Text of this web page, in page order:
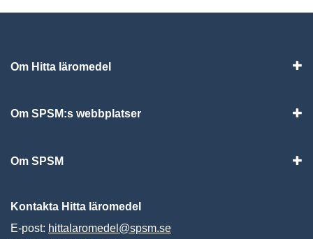
Om Hitta läromedel
Om SPSM:s webbplatser
Om SPSM
Kontakta Hitta läromedel
E-post: hittalaromedel@spsm.se